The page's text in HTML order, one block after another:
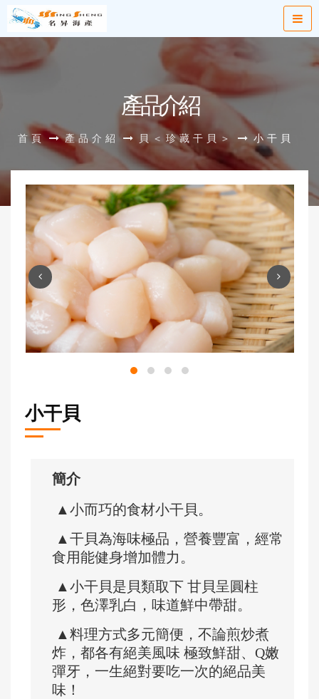
產品介紹
首頁 產品介紹 貝＜珍藏干貝＞ 小干貝
小干貝
簡介
▲小而巧的食材小干貝。
▲干貝為海味極品，營養豐富，經常
食用能健身增加體力。
▲小干貝是貝類取下 甘貝呈圓柱
形，色澤乳白，味道鮮中帶甜。
▲料理方式多元簡便，不論煎炒煮
炸，都各有絕美風味 極致鮮甜、Q嫩
彈牙，一生絕對要吃一次的絕品美
味！